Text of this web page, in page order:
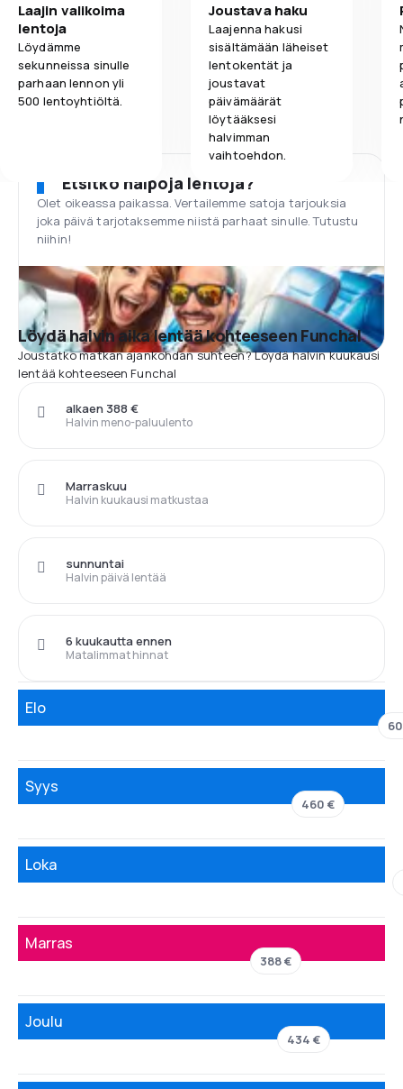
Laajin valikoima
lentoja
Löydämme
sekunneissa sinulle
parhaan lennon yli
500 lentoyhtiöltä.
Joustava haku
Laajenna hakusi
sisältämään läheiset
lentokentät ja
joustavat
päivämäärät
löytääksesi
halvimman
vaihtoehdon.
Etsitkö halpoja lentoja?
Olet oikeassa paikassa. Vertailemme satoja tarjouksia
joka päivä tarjotaksemme niistä parhaat sinulle. Tutustu
niihin!
Löydä halvin aika lentää kohteeseen Funchal
Joustatko matkan ajankohdan suhteen? Löydä halvin kuukausi
lentää kohteeseen Funchal
Halvin meno-paluulento
alkaen 388 €
Halvin kuukausi matkustaa
Marraskuu
Halvin päivä lentää
sunnuntai
Matalimmat hinnat
6 kuukautta ennen
Elo
Syys
460 €
Loka
Marras
388 €
Joulu
434 €